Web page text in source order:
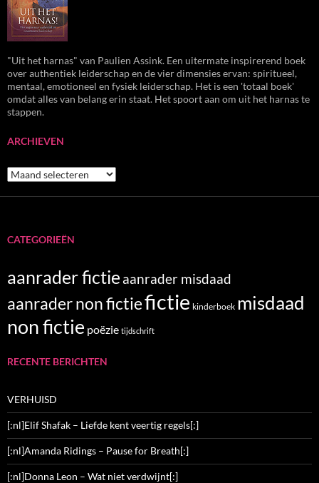
"Uit het harnas" van Paulien Assink. Een uitermate inspirerend boek
over authentiek leiderschap en de vier dimensies ervan: spiritueel,
mentaal, emotioneel en fysiek leiderschap. Het is een 'totaal boek'
omdat alles van belang erin staat. Het spoort aan om uit het harnas te
stappen.
ARCHIEVEN
Archieven
CATEGORIEËN
aanrader fictie aanrader misdaad
aanrader non fictiefictie kinderboek misdaad
non fictie poëzie tijdschrift
RECENTE BERICHTEN
VERHUISD
[:nl]Elif Shafak – Liefde kent veertig regels[:]
[:nl]Amanda Ridings – Pause for Breath[:]
[:nl]Donna Leon – Wat niet verdwijnt[:]